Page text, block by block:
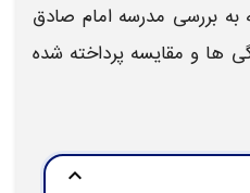
به بررسی مدرسه امام صادق
ها و مقایسه پرداخته شده
expand_more